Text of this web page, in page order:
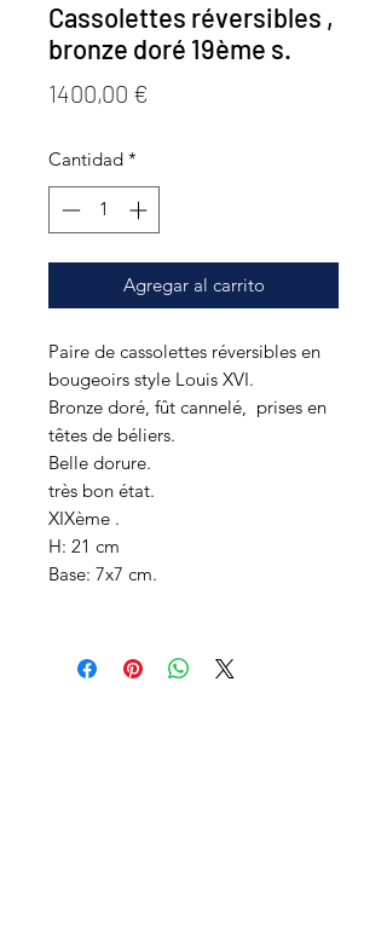
Cassolettes réversibles ,
bronze doré 19ème s.
1400,00 €
Cantidad *
Agregar al carrito
Paire de cassolettes réversibles en
bougeoirs style Louis XVI.
Bronze doré, fût cannelé, prises en
têtes de béliers.
Belle dorure.
très bon état.
XIXème .
H: 21 cm
Base: 7x7 cm.